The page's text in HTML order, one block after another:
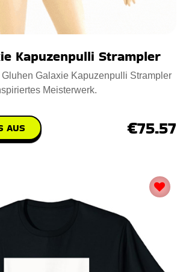
Kapuzenpulli Strampler
Galaxie Kapuzenpulli Strampler
Meisterwerk.
AUS €75.57